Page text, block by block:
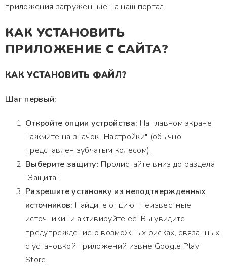
приложения загруженные на наш портал.
КАК УСТАНОВИТЬ
ПРИЛОЖЕНИЕ С САЙТА?
КАК УСТАНОВИТЬ ФАЙЛ?
Шаг первый:
Откройте опции устройства: На главном экране
нажмите на значок "Настройки" (обычно
представлен зубчатым колесом).
Выберите защиту: Пролистайте вниз до раздела
"Защита".
Разрешите установку из неподтвержденных
источников: Найдите опцию "Неизвестные
источники" и активируйте её. Вы увидите
предупреждение о возможных рисках, связанных
с установкой приложений извне Google Play
Store.